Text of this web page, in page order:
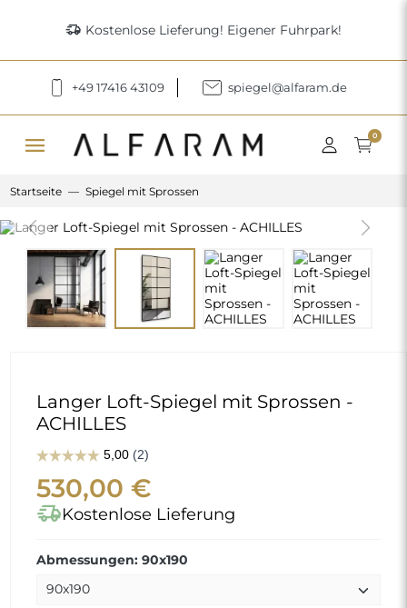
delivery_truck_speed Kostenlose Lieferung! Eigener Fuhrpark!
+49 17416 43109 spiegel@alfaram.de
menu 0
Startseite Spiegel mit Sprossen
Previous Next
Langer Loft-Spiegel mit Sprossen -
ACHILLES
530,00 €
delivery_truck_speedKostenlose Lieferung
Abmessungen: 90x190